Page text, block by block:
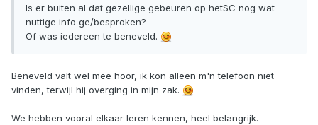
Is er buiten al dat gezellige gebeuren op hetSC nog wat
nuttige info ge/besproken?
Of was iedereen te beneveld.
Beneveld valt wel mee hoor, ik kon alleen m'n telefoon niet
vinden, terwijl hij overging in mijn zak.
We hebben vooral elkaar leren kennen, heel belangrijk.